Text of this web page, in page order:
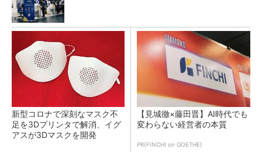
新型コロナで深刻なマスク不
足を3Dプリンタで解消、イグ
アスが3Dマスクを開発
【見城徹×藤田晋】AI時代でも
変わらない経営者の本質
PR(FINCHI on GOETHE)